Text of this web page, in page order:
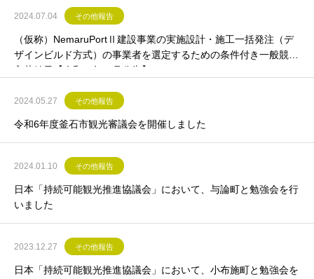
2024.07.04 その他報告
（仮称）NemaruPortⅡ建設事業の実施設計・施工一括発注（デ
ザインビルド方式）の事業者を選定するための条件付き一般競争
入札結果【令和６年６月公告】
2024.05.27 その他報告
令和6年度釜石市観光審議会を開催しました
2024.01.10 その他報告
日本「持続可能観光推進協議会」において、与論町と勉強会を行
いました
2023.12.27 その他報告
日本「持続可能観光推進協議会」において、小布施町と勉強会を